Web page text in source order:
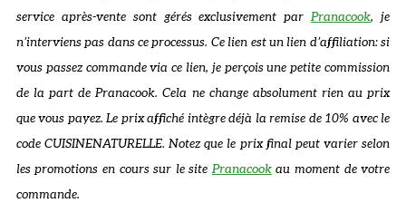
service après-vente sont gérés exclusivement parPranacook, je
n’interviens pas dans ce processus. Ce lien est un lien d’affiliation: si
vous passez commande via ce lien, je perçois une petite commission
de la part de Pranacook. Cela ne change absolument rien au prix
que vous payez.Le prix affiché intègre déjà la remise de 10% avec le
code CUISINENATURELLE. Notez que le prix final peut varier selon
les promotions en cours sur le site Pranacookau moment de votre
commande.